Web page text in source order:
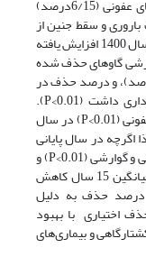
متابولیکی و گوارشی (8/15درصد) و بیماری‌های عفونی (6/15درصد)
و سقط جنین از
0/22 درصد در سال 1385 به 6/24 درصد در سال 1400 افزایش یافته
گاوهای حذف شده
کاهش (از 7/23 درصد به 0/13 درصد)، و درصد حذف در
سال 1400 با میانگین 15 سال تفاوت معنی‌داری داشت (P<0.01).
مشکلات اندام حرکتی (P<0.01) و بیماری‌های عفونی (P<0.01) در سال
بود. لذا اگرچه در سال پایانی
گزارش، حذف گاوها به دلیل مشکلات متابولیکی و گوارشی (P<0.01) و
همچنین اختلالات پستانی (P<0.01) نسبت به میانگین 15 سال کاهش
درصد حذف به دلیل
اختیاری با بهبود
و بیماری‌های